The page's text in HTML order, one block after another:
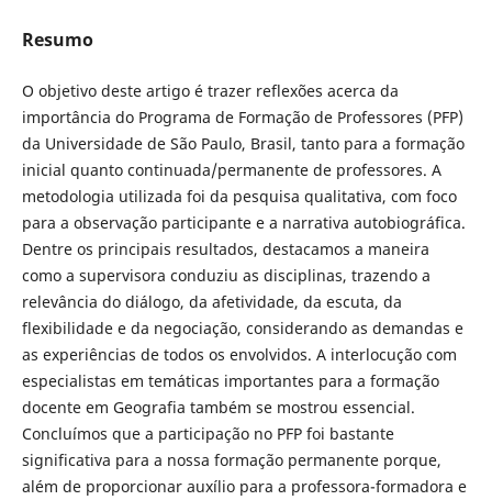
Resumo
O objetivo deste artigo é trazer reflexões acerca da
importância do Programa de Formação de Professores (PFP)
da Universidade de São Paulo, Brasil, tanto para a formação
inicial quanto continuada/permanente de professores. A
metodologia utilizada foi da pesquisa qualitativa, com foco
para a observação participante e a narrativa autobiográfica.
Dentre os principais resultados, destacamos a maneira
como a supervisora conduziu as disciplinas, trazendo a
relevância do diálogo, da afetividade, da escuta, da
flexibilidade e da negociação, considerando as demandas e
as experiências de todos os envolvidos. A interlocução com
especialistas em temáticas importantes para a formação
docente em Geografia também se mostrou essencial.
Concluímos que a participação no PFP foi bastante
significativa para a nossa formação permanente porque,
além de proporcionar auxílio para a professora-formadora e